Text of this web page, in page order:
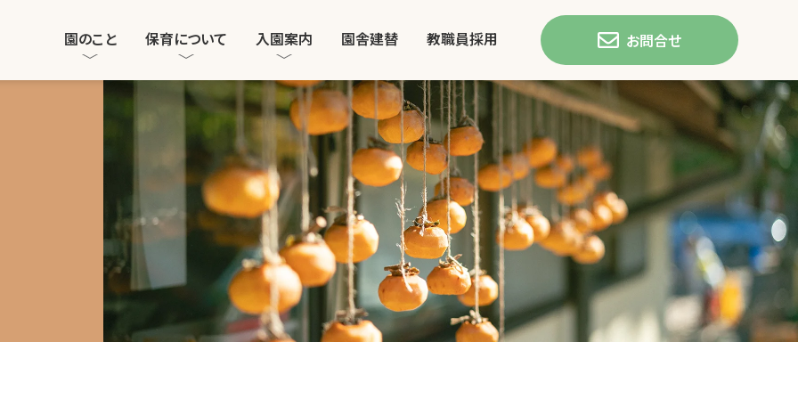
園のこと 保育について 入園案内 園舎建替 教職員採用 お問合せ